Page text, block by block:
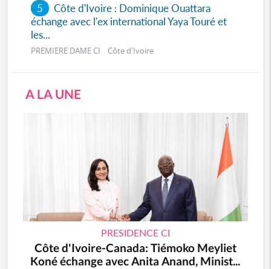
5 Côte d'Ivoire : Dominique Ouattara
échange avec l'ex international Yaya Touré et
les...
PREMIERE DAME CI Côte d'Ivoire
A LA UNE
PRESIDENCE CI
Côte d'Ivoire-Canada: Tiémoko Meyliet
Koné échange avec Anita Anand, Minist...